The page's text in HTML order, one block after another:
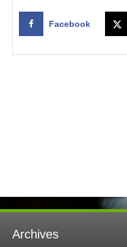
Facebook
Archives